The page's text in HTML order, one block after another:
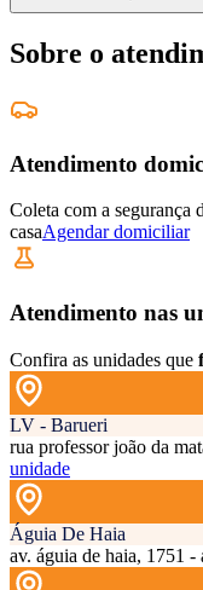
Sobre o
Atendimento
Coleta com a segurança
casaAgendar domiciliar
Atendimento nas
Confira as unidades que
LV - Barueri
rua professor joão da
unidade
Águia De Haia
av. águia de haia, 1751